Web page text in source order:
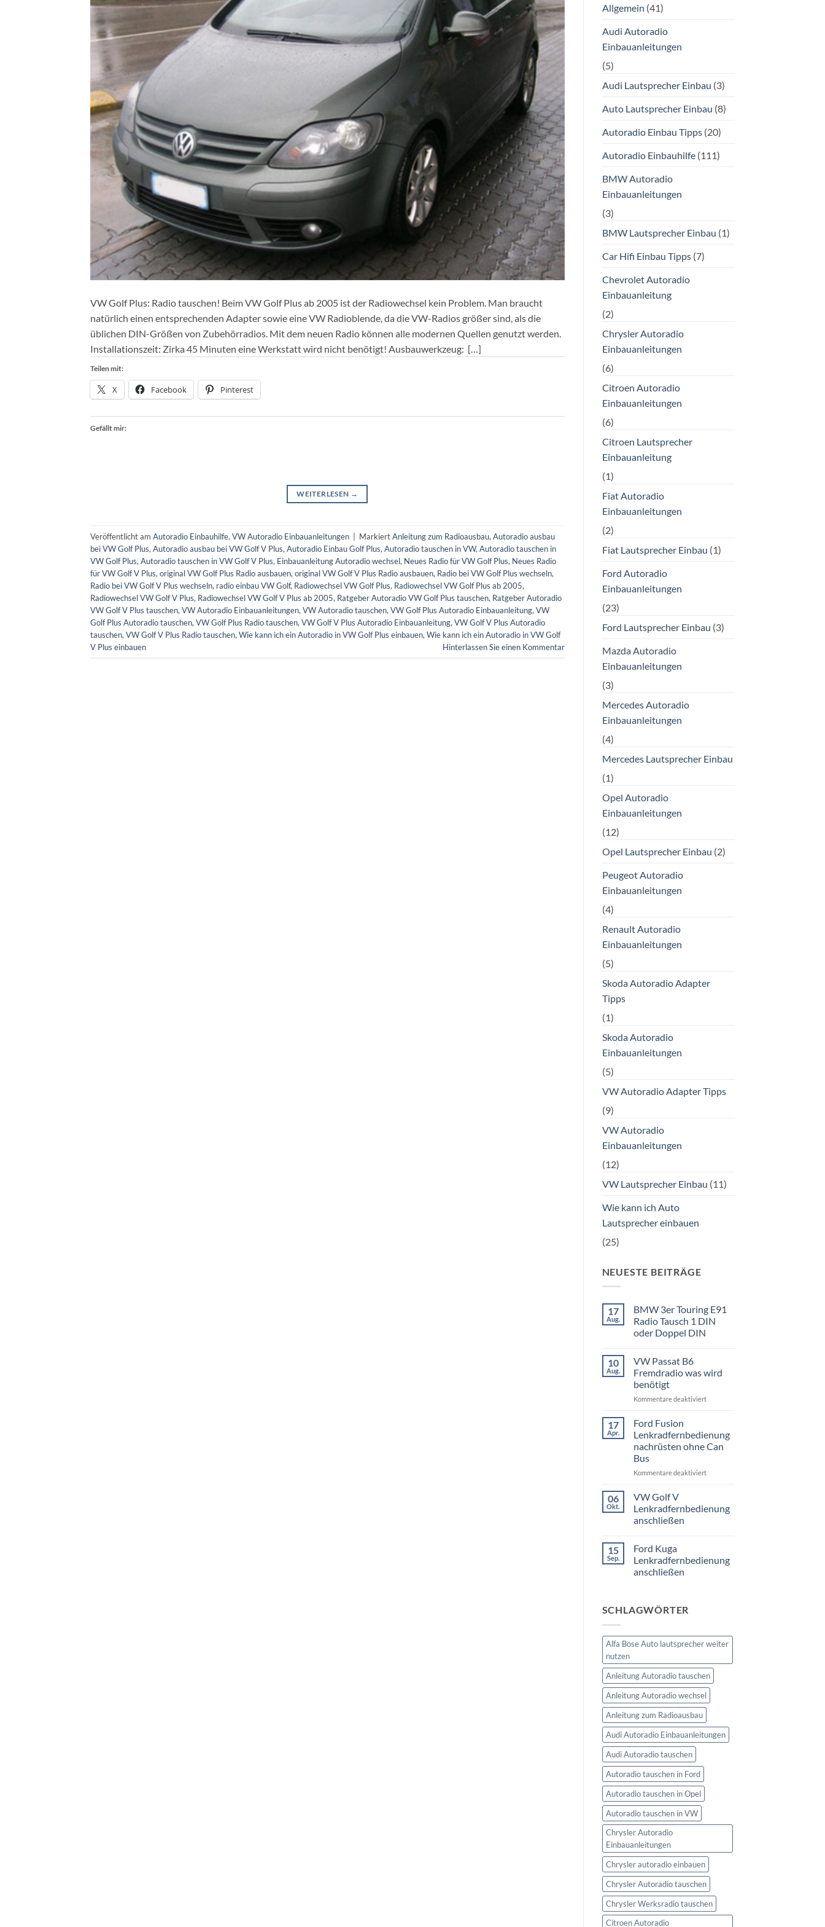
VW Golf Plus: Radio tauschen! Beim VW Golf Plus ab 2005 ist der Radiowechsel kein Problem. Man braucht
natürlich einen entsprechenden Adapter sowie eine VW Radioblende, da die VW-Radios größer sind, als die
üblichen DIN-Größen von Zubehörradios. Mit dem neuen Radio können alle modernen Quellen genutzt werden.
Installationszeit: Zirka 45 Minuten eine Werkstatt wird nicht benötigt! Ausbauwerkzeug: […]
Teilen mit:
X Facebook Pinterest
Gefällt mir:
WEITERLESEN →
Veröffentlicht am Autoradio Einbauhilfe, VW Autoradio Einbauanleitungen MarkiertAnleitung zum Radioausbau, Autoradio ausbau
bei VW Golf Plus, Autoradio ausbau bei VW Golf V Plus, Autoradio Einbau Golf Plus, Autoradio tauschen in VW, Autoradio tauschen in
VW Golf Plus, Autoradio tauschen in VW Golf V Plus, Einbauanleitung Autoradio wechsel, Neues Radio für VW Golf Plus, Neues Radio
für VW Golf V Plus, original VW Golf Plus Radio ausbauen, original VW Golf V Plus Radio ausbauen, Radio bei VW Golf Plus wechseln,
Radio bei VW Golf V Plus wechseln, radio einbau VW Golf, Radiowechsel VW Golf Plus, Radiowechsel VW Golf Plus ab 2005,
Radiowechsel VW Golf V Plus, Radiowechsel VW Golf V Plus ab 2005, Ratgeber Autoradio VW Golf Plus tauschen, Ratgeber Autoradio
VW Golf V Plus tauschen, VW Autoradio Einbauanleitungen, VW Autoradio tauschen, VW Golf Plus Autoradio Einbauanleitung, VW
Golf Plus Autoradio tauschen, VW Golf Plus Radio tauschen, VW Golf V Plus Autoradio Einbauanleitung, VW Golf V Plus Autoradio
tauschen, VW Golf V Plus Radio tauschen, Wie kann ich ein Autoradio in VW Golf Plus einbauen, Wie kann ich ein Autoradio in VW Golf
V Plus einbauen
Hinterlassen Sie einen Kommentar
Allgemein (41)
Audi Autoradio
Einbauanleitungen
(5)
Audi Lautsprecher Einbau (3)
Auto Lautsprecher Einbau (8)
Autoradio Einbau Tipps(20)
Autoradio Einbauhilfe(111)
BMW Autoradio
Einbauanleitungen
(3)
BMW Lautsprecher Einbau (1)
Car Hifi Einbau Tipps(7)
Chevrolet Autoradio
Einbauanleitung
(2)
Chrysler Autoradio
Einbauanleitungen
(6)
Citroen Autoradio
Einbauanleitungen
(6)
Citroen Lautsprecher
Einbauanleitung
(1)
Fiat Autoradio
Einbauanleitungen
(2)
Fiat Lautsprecher Einbau (1)
Ford Autoradio
Einbauanleitungen
(23)
Ford Lautsprecher Einbau (3)
Mazda Autoradio
Einbauanleitungen
(3)
Mercedes Autoradio
Einbauanleitungen
(4)
Mercedes Lautsprecher Einbau
(1)
Opel Autoradio
Einbauanleitungen
(12)
Opel Lautsprecher Einbau (2)
Peugeot Autoradio
Einbauanleitungen
(4)
Renault Autoradio
Einbauanleitungen
(5)
Skoda Autoradio Adapter
Tipps
(1)
Skoda Autoradio
Einbauanleitungen
(5)
VW Autoradio Adapter Tipps
(9)
VW Autoradio
Einbauanleitungen
(12)
VW Lautsprecher Einbau (11)
Wie kann ich Auto
Lautsprecher einbauen
(25)
NEUESTE BEITRÄGE
17
Aug.
BMW 3er Touring E91
Radio Tausch 1 DIN
oder Doppel DIN
zu
BMW
3er
Touring
Radio
DIN
oder
Doppel
DIN
10
Aug.
VW Passat B6
Fremdradio was wird
benötigt
Kommentare deaktiviertfür
Fremdradio
was
benötigt
17
Apr.
Ford Fusion
Lenkradfernbedienung
nachrüsten ohne Can
Bus
Kommentare deaktiviertfür
nachrüsten
06
Okt.
VW Golf V
Lenkradfernbedienung
anschließen
zu
VW
Golf
V
15
Sep.
Ford Kuga
Lenkradfernbedienung
anschließen
Ford
Kuga
SCHLAGWÖRTER
Alfa Bose Auto lautsprecher weiter
nutzen
Anleitung Autoradio tauschen
Anleitung Autoradio wechsel
Anleitung zum Radioausbau
Audi Autoradio Einbauanleitungen
Audi Autoradio tauschen
Autoradio tauschen in Ford
Autoradio tauschen in Opel
Autoradio tauschen in VW
Chrysler Autoradio
Einbauanleitungen
Chrysler autoradio einbauen
Chrysler Autoradio tauschen
Chrysler Werksradio tauschen
Citroen Autoradio